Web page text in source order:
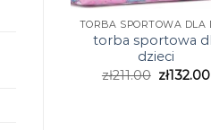
torba sportowa
dzieci
zł211.00 zł132.00